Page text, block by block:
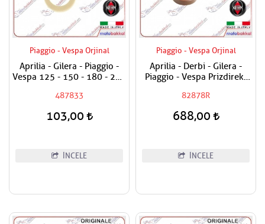
Piaggio - Vespa Orjinal
Aprilia - Gilera - Piaggio -
Vespa 125 - 150 - 180 - 200
Ağırlık Plastiği
487833
103,00
İNCELE
Piaggio - Vespa Orjinal
Aprilia - Derbi - Gilera -
Piaggio - Vespa Prizdirekt
82878R
688,00
İNCELE